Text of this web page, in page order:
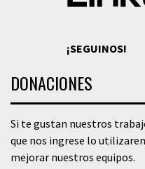
¡SEGUINOS!
DONACIONES
Si te gustan nuestros
que nos ingrese lo
mejorar nuestros equipos.